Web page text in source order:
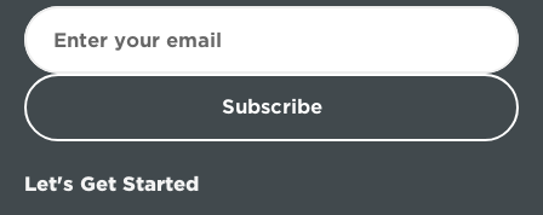
Subscribe
Let's Get Started